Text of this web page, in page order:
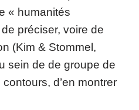
« humanités
préciser, voire de
(Kim & Stommel,
sein de de groupe de
d’en montrer